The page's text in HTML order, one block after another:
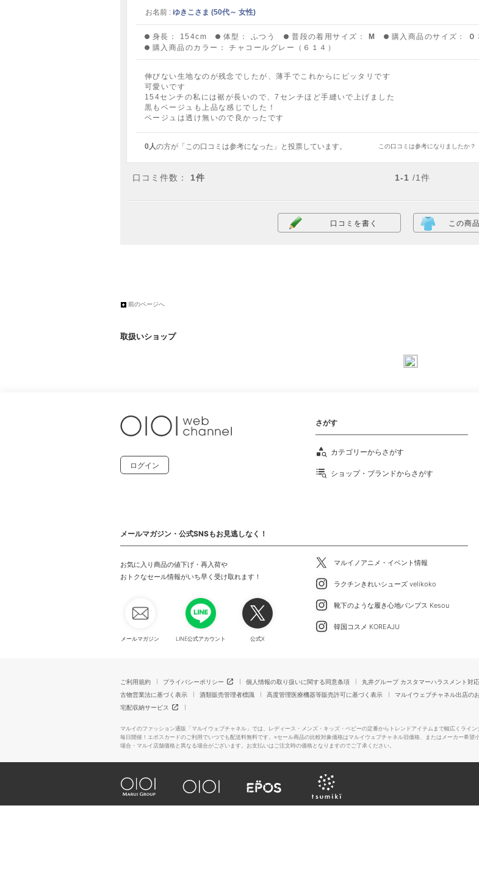
お名前 : ゆきこさま (50代～ 女性)
身長： 154cm 体型： ふつう 普段の着用サイズ： M 購入商品のサイズ：
０
購入商品のカラー：
チャコールグレー（６１４）
伸びない生地なのが残念でしたが、薄手でこれからにピッタリです
可愛いです
154センチの私には裾が長いので、7センチほど手縫いで上げました
黒もベージュも上品な感じでした！
ベージュは透け無いので良かったです
この口コミは参考になりましたか？
0人の方が「この口コミは参考になった」と投票しています。
口コミ件数： 1件 1-1 /1件
口コミを書く この商
前のページへ
取扱いショップ
ログイン
さがす
カテゴリーからさがす
ショップ・ブランドからさがす
メールマガジン・公式SNSもお見逃しなく！
お気に入り商品の値下げ・再入荷や
おトクなセール情報がいち早く受け取れます！
メールマガジン LINE公式アカウント 公式X
マルイノアニメ・イベント情報
ラクチンきれいシューズ velikoko
靴下のような履き心地パンプス Kesou
韓国コスメ KOREAJU
ご利用規約 プライバシーポリシー 個人情報の取り扱いに関する同意条項 丸井グループ カスタマーハラスメント対
古物営業法に基づく表示
酒類販売管理者標識 高度管理医療機器等販売許可に基づく表示 マルイウェブチャネル出店の
宅配収納サービス
マルイのファッション通販「マルイウェブチャネル」では、レディース・メンズ・キッズ・ベビーの定番からトレンドアイテムまで幅広くライ
毎日開催！エポスカードのご利用でいつでも配送料無料です。 ※セール商品の比較対象価格はマルイウェブチャネル旧価格、またはメーカー希
場合・マルイ店舗価格と異なる場合がございます。お支払いはご注文時の価格となりますのでご了承ください。